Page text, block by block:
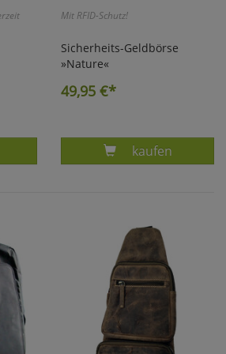
MINIBÖRSE
Mit RFID-Schutz!
Sicherheits-Geldbörse
»Nature«
49,95 €*
Produkt
kaufen